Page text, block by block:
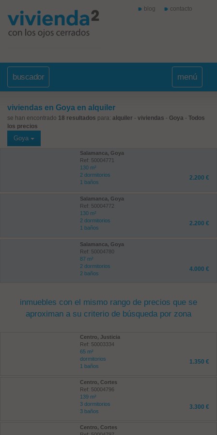
blog contacto
buscador menú
viviendas en Goya en alquiler
se han encontrado 18 resultados para: alquiler - viviendas - Goya - Todos
los precios
Goya
Salamanca, Goya
Ref: 50004771
130 m²
2 dormitorios
1 baños
2.200 €
Salamanca, Goya
Ref: 50004772
130 m²
2 dormitorios
1 baños
2.200 €
Salamanca, Goya
Ref: 50004780
87 m²
2 dormitorios
2 baños
4.000 €
inmuebles con el mismo rango de precios que se
aproximan a su criterio de búsqueda por zona
Centro, Justicia
Ref: 50003334
65 m²
dormitorios
1 baños
1.350 €
Centro, Cortes
Ref: 50004796
139 m²
3 dormitorios
3 baños
3.300 €
Centro, Cortes